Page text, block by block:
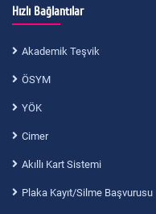
Hızlı Bağlantılar
Akademik Teşvik
ÖSYM
YÖK
Cimer
Akıllı Kart Sistemi
Plaka Kayıt/Silme Başvurusu